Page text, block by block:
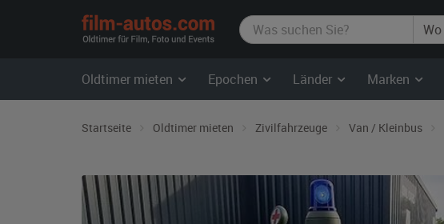
film-
autos.com
Oldtimer mieten Epochen Länder Marken
Startseite Oldtimer mieten Zivilfahrzeuge Van / Kleinbus